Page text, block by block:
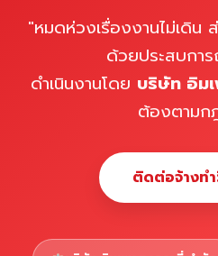
"หมดห่วงเรื่องงานไม่เดิน
ด้วยประสบกา
ดำเนินงานโดย บริษัท อิม
ต้องตามก
ติดต่อจ้างท